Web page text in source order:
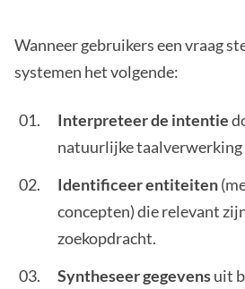
Wanneer gebruikers een vraag
systemen het volgende:
Interpreteer de intentie
natuurlijke taalverwerking
Identificeer entiteiten
concepten) die relevant
zoekopdracht.
Syntheseer gegevensuit